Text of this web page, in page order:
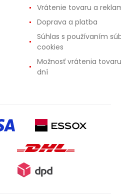
Vrátenie tovaru a
Doprava a platba
Súhlas s používaním
cookies
Možnosť vrátenia
dní